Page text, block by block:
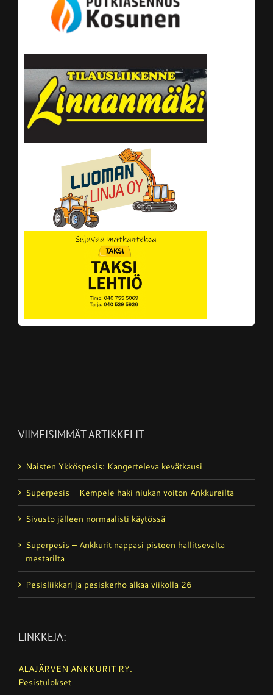
VIIMEISIMMÄT ARTIKKELIT
Naisten Ykköspesis: Kangerteleva kevätkausi
Superpesis – Kempele haki niukan voiton Ankkureilta
Sivusto jälleen normaalisti käytössä
Superpesis – Ankkurit nappasi pisteen hallitsevalta
mestarilta
Pesisliikkari ja pesiskerho alkaa viikolla 26
LINKKEJÄ:
ALAJÄRVEN ANKKURIT RY.
Pesistulokset